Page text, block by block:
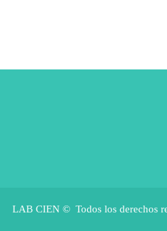
LAB CIEN © Todos los derechos